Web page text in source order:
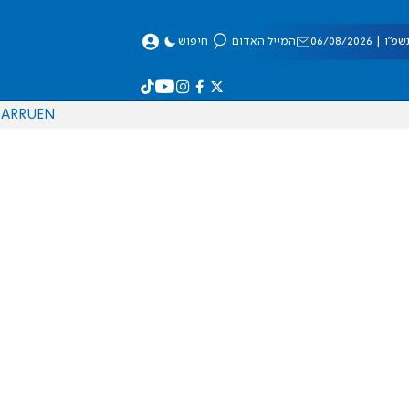
08/2026 המייל האדום חיפוש
EN
RU
AR